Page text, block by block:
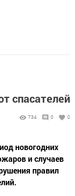
спасателей
734 0 0
новогодних
и случаев
правил